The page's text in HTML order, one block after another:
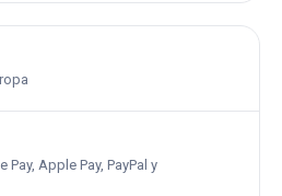
Pay, Apple Pay, PayPal y